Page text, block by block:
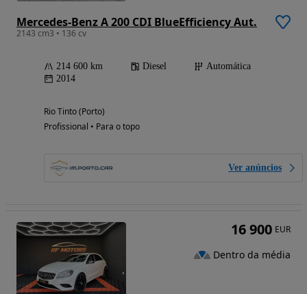
Mercedes-Benz A 200 CDI BlueEfficiency Aut.
2143 cm3 • 136 cv
214 600 km Diesel
Automática
2014
Rio Tinto (Porto)
Profissional • Para o topo
Ver anúncios
16 900 EUR
Dentro da média